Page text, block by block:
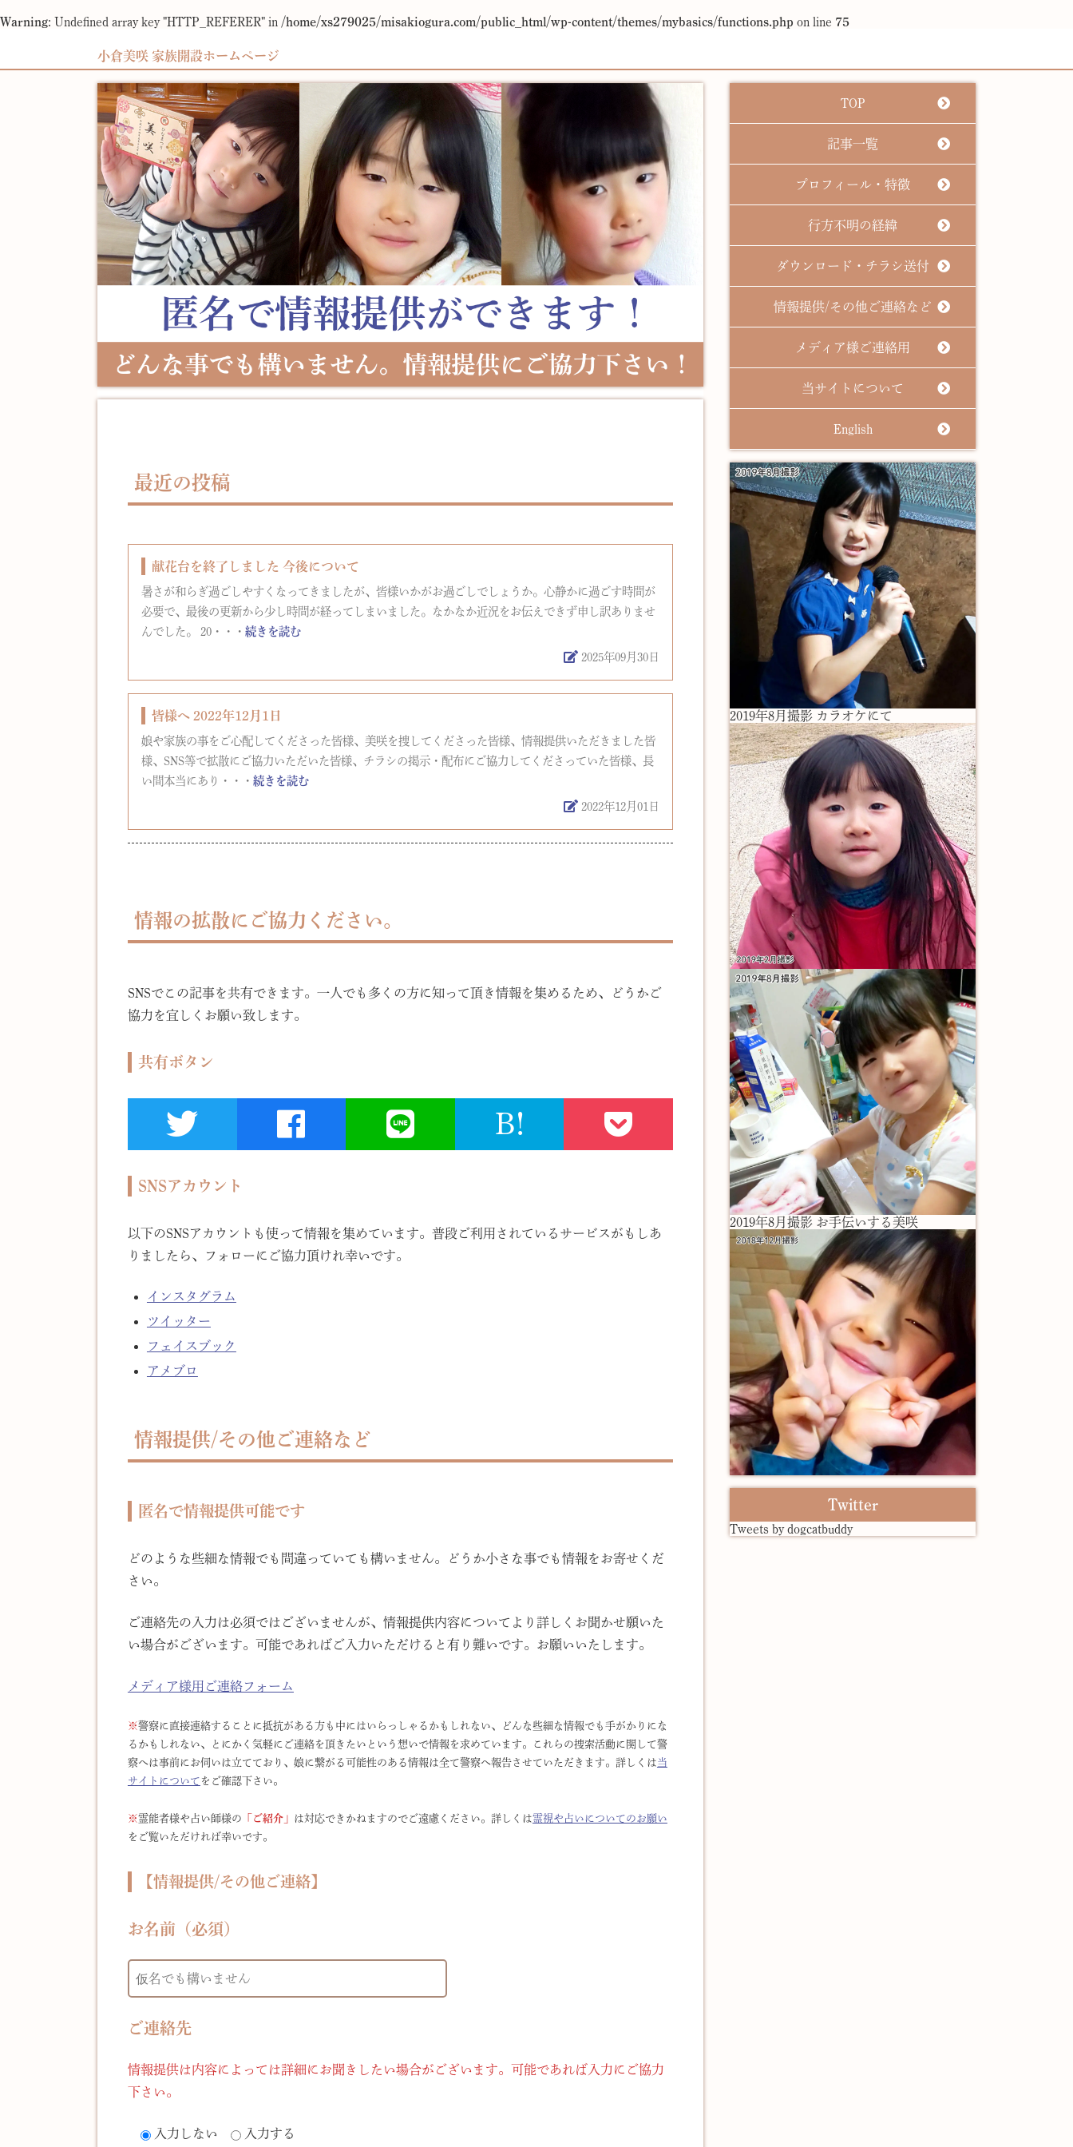
Warning: Undefined array key "HTTP_REFERER" in /home/xs279025/misakiogura.com/public_html/wp-content/themes/mybasics/functions.php on line 75
小倉美咲 家族開設ホームページ
最近の投稿
献花台を終了しました 今後について
暑さが和らぎ過ごしやすくなってきましたが、皆様いかがお過ごしでしょうか。心静かに過ごす時間が
必要で、最後の更新から少し時間が経ってしまいました。なかなか近況をお伝えできず申し訳ありませ
んでした。 20・・・ 続きを読む
2025年09月30日
皆様へ 2022年12月1日
娘や家族の事をご心配してくださった皆様、美咲を捜してくださった皆様、情報提供いただきました皆
様、SNS等で拡散にご協力いただいた皆様、チラシの掲示・配布にご協力してくださっていた皆様、長
い間本当にあり・・・ 続きを読む
2022年12月01日
情報の拡散にご協力ください。
SNSでこの記事を共有できます。一人でも多くの方に知って頂き情報を集めるため、どうかご
協力を宜しくお願い致します。
共有ボタン
B!
SNSアカウント
以下のSNSアカウントも使って情報を集めています。普段ご利用されているサービスがもしあ
りましたら、フォローにご協力頂けれ幸いです。
インスタグラム
ツイッター
フェイスブック
アメブロ
情報提供/その他ご連絡など
匿名で情報提供可能です
どのような些細な情報でも間違っていても構いません。どうか小さな事でも情報をお寄せくだ
さい。
ご連絡先の入力は必須ではございませんが、情報提供内容についてより詳しくお聞かせ願いた
い場合がございます。可能であればご入力いただけると有り難いです。お願いいたします。
メディア様用ご連絡フォーム
※警察に直接連絡することに抵抗がある方も中にはいらっしゃるかもしれない、どんな些細な情報でも手がかりにな
るかもしれない、とにかく気軽にご連絡を頂きたいという想いで情報を求めています。これらの捜索活動に関して警
察へは事前にお伺いは立てており、娘に繋がる可能性のある情報は全て警察へ報告させていただきます。詳しくは当
サイトについて をご確認下さい。
※霊能者様や占い師様の 「ご紹介」 は対応できかねますのでご遠慮ください。詳しくは霊視や占いについてのお願い
をご覧いただければ幸いです。
【情報提供/その他ご連絡】
お名前（必須）
ご連絡先
情報提供は内容によっては詳細にお聞きしたい場合がございます。可能であれば入力にご協力
下さい。
入力しない 入力する
TOP
記事一覧
プロフィール・特徴
行方不明の経緯
ダウンロード・チラシ送付
情報提供/その他ご連絡など
メディア様ご連絡用
当サイトについて
English
2019年8月撮影 カラオケにて
2019年8月撮影 お手伝いする美咲
Twitter
Tweets by dogcatbuddy